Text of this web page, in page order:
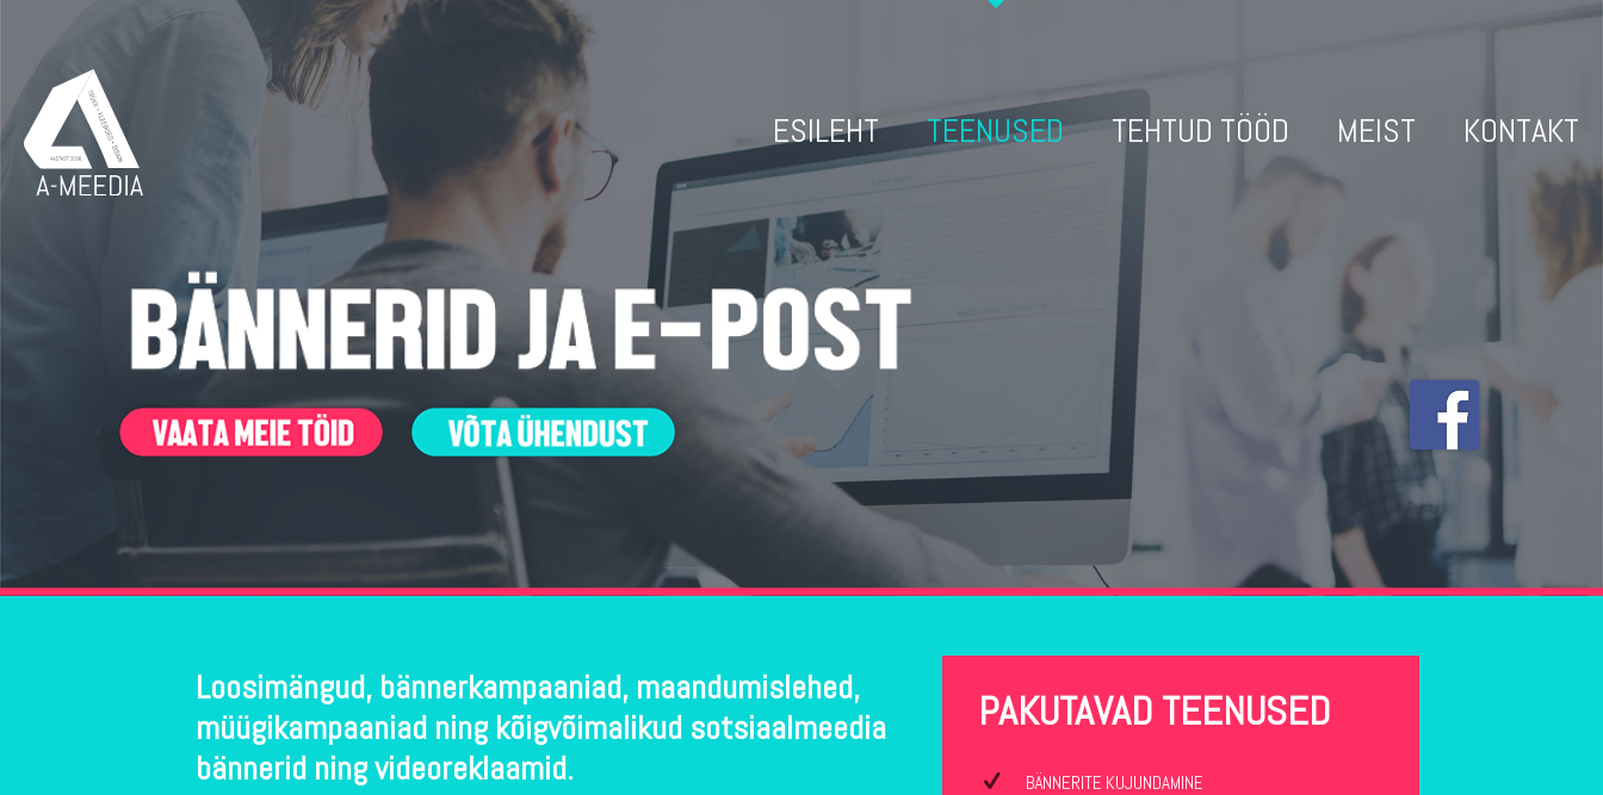
ESILEHT TEENUSED TEHTUD TÖÖD MEIST KONTAKT
Loosimängud, bännerkampaaniad, maandumislehed,
müügikampaaniad ning kõigvõimalikud sotsiaalmeedia
bännerid ning videoreklaamid.
PAKUTAVAD TEENUSED
BÄNNERITE KUJUNDAMINE